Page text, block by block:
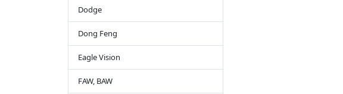
Dodge
Dong Feng
Eagle Vision
FAW, BAW